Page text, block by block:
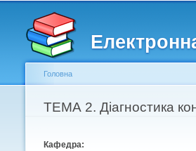
Головне меню
Другорядне меню
Ви є тут
Головна
ТЕМА 2. Діагностика
Кафедра: